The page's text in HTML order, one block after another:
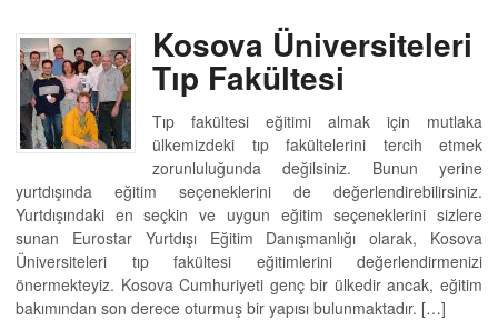
Kosova Üniversiteleri
Tıp Fakültesi
Tıp fakültesi eğitimi almak için mutlaka
ülkemizdeki tıp fakültelerini tercih etmek
zorunluluğunda değilsiniz. Bunun yerine
yurtdışında eğitim seçeneklerini de değerlendirebilirsiniz.
Yurtdışındaki en seçkin ve uygun eğitim seçeneklerini sizlere
sunan Eurostar Yurtdışı Eğitim Danışmanlığı olarak, Kosova
Üniversiteleri tıp fakültesi eğitimlerini değerlendirmenizi
önermekteyiz. Kosova Cumhuriyeti genç bir ülkedir ancak, eğitim
bakımından son derece oturmuş bir yapısı bulunmaktadır. […]